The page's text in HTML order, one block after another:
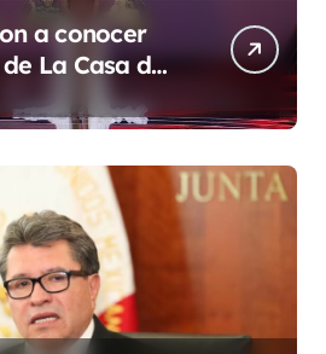
a conocer
La Casa de
2026 en la